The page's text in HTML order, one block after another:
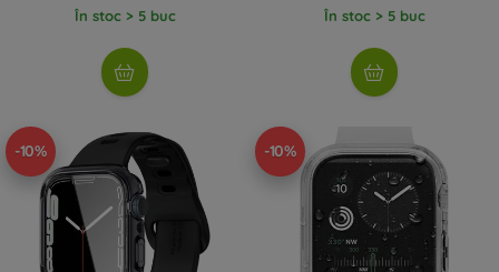
În stoc > 5 buc În stoc > 5 buc
-10% -10%